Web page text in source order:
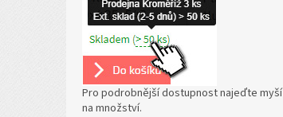
Pro podrobnější dostupnost najeďte myší
na množství.